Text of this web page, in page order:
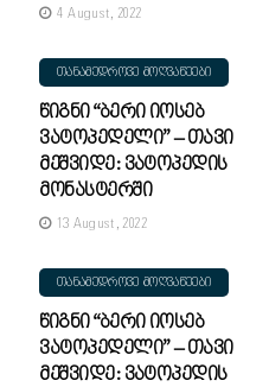
4 August, 2022
ᲗᲐᲜᲐᲛᲔᲓᲠᲝᲕᲔ ᲛᲝᲦᲕᲐᲬᲔᲔᲑᲘ
Წიგნი “ბერი Იოსებ
Ვატოპედელი” – Თავი
Მეშვიდე: Ვატოპედის
Მონასტერში
13 August, 2022
ᲗᲐᲜᲐᲛᲔᲓᲠᲝᲕᲔ ᲛᲝᲦᲕᲐᲬᲔᲔᲑᲘ
Წიგნი “ბერი Იოსებ
Ვატოპედელი” – Თავი
Მეშვიდე: Ვატოპედის